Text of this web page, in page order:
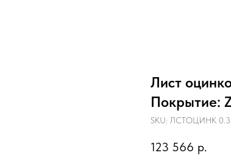
Лист
Покрытие:
SKU: ЛСТОЦИНК 0.3
123 566 р.